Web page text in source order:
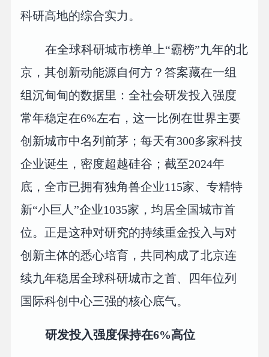
科研高地的综合实力。
在全球科研城市榜单上“霸榜”九年的北
京，其创新动能源自何方？答案藏在一组
组沉甸甸的数据里：全社会研发投入强度
常年稳定在6%左右，这一比例在世界主要
创新城市中名列前茅；每天有300多家科技
企业诞生，密度超越硅谷；截至2024年
底，全市已拥有独角兽企业115家、专精特
新“小巨人”企业1035家，均居全国城市首
位。正是这种对研究的持续重金投入与对
创新主体的悉心培育，共同构成了北京连
续九年稳居全球科研城市之首、四年位列
国际科创中心三强的核心底气。
研发投入强度保持在6%高位